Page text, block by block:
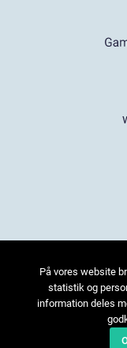
På vores website
statistik og
information deles